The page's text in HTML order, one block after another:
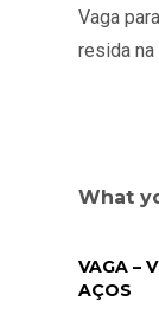
Vaga
resida
What
VAGA –
AÇOS